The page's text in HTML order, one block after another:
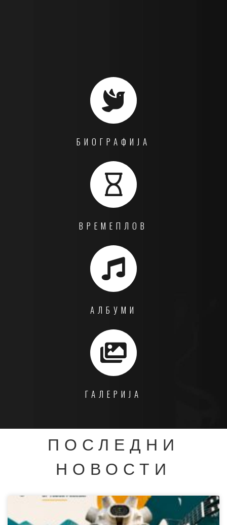
БИОГРАФИЈА
ВРЕМЕПЛОВ
АЛБУМИ
ГАЛЕРИЈА
ПОСЛЕДНИ
НОВОСТИ